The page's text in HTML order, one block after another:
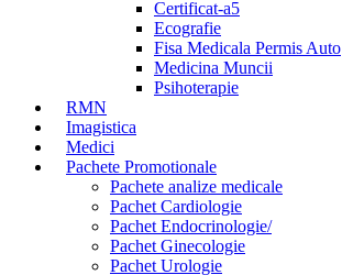
Certificat-a5
Ecografie
Fisa Medicala Permis Auto
Medicina Muncii
Psihoterapie
RMN
Imagistica
Medici
Pachete Promotionale
Pachete analize medicale
Pachet Cardiologie
Pachet Endocrinologie/
Pachet Ginecologie
Pachet Urologie